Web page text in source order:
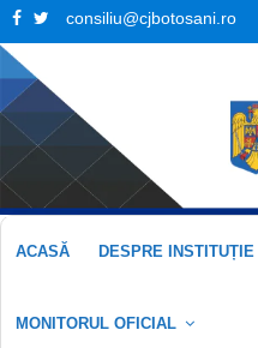
Facebook
Twitter
consiliu@cjbotosani.ro
ACASĂ DESPRE INSTITUȚIE
MONITORUL OFICIAL